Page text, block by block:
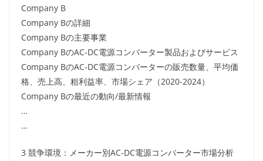
Company B
Company Bの詳細
Company Bの主要事業
Company BのAC-DC電源コンバーター製品およびサービス
Company BのAC-DC電源コンバーターの販売数量、平均価
格、売上高、粗利益率、市場シェア（2020-2024）
Company Bの最近の動向/最新情報
…
…
3 競争環境：メーカー別AC-DC電源コンバーター市場分析